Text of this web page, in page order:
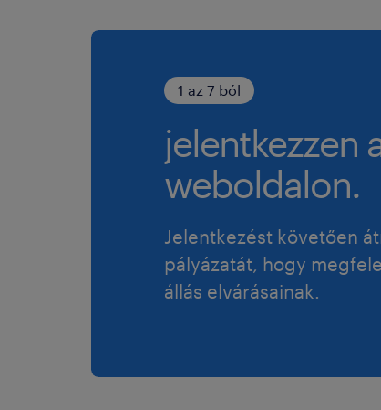
1 az 7 ból
jelentkezzen
weboldalon.
Jelentkezést követően
pályázatát, hogy
állás elvárásainak.